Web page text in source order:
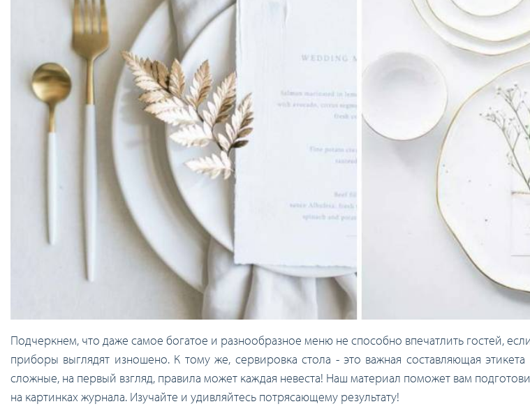
Подчеркнем, что даже самое богатое и разнообразное меню не способно впечатлить гостей,
приборы выглядят изношено. К тому же, сервировка стола - это важная составляющая
сложные, на первый взгляд, правила может каждая невеста! Наш материал поможет вам
на картинках журнала. Изучайте и удивляйтесь потрясающему результату!